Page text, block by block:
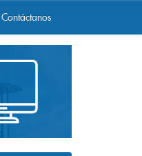
Contáctanos